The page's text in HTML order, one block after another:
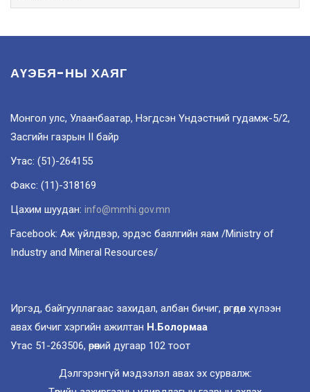
АҮЭБЯ-НЫ ХАЯГ
Монгол улс, Улаанбаатар, Нэгдсэн Үндэстний гудамж-5/2,
Засгийн газрын II байр
Утас: (51)-264155
Факс: (11)-318169
Цахим шуудан: info@mmhi.gov.mn
Facebook: Аж үйлдвэр, эрдэс баялгийн яам /Ministry of
Industry and Mineral Resources/
Иргэд, байгууллагаас захидал, албан бичиг, өргөдөл хүлээн
авах бичиг хэргийн ажилтан Н.Болормаа
Утас 51-263506, өрөөний дугаар 102 тоот
Дэлгэрэнгүй мэдээлэл авах эх сурвалж: